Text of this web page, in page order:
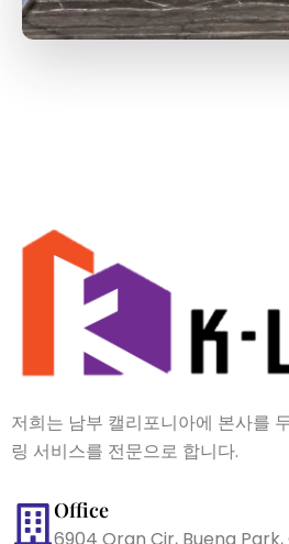
저희는 남부 캘리포니아에 본사를
링 서비스를 전문으로 합니다.
Office